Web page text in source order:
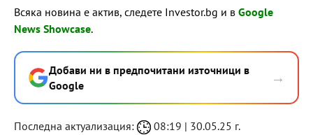
Всяка новина е актив, следете Investor.bg и в Google
News Showcase.
Добави ни в предпочитани източници в
Google
→
Последна актуализация: 08:19 | 30.05.25 г.